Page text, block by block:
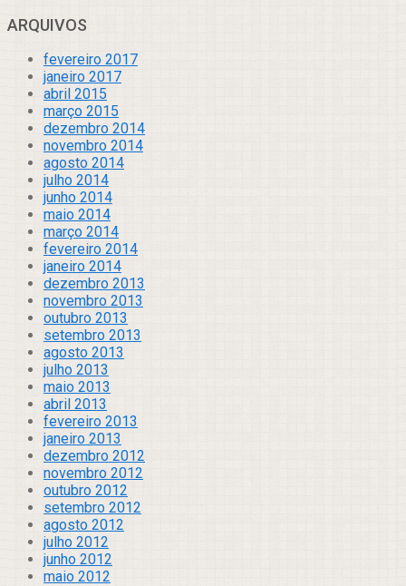
ARQUIVOS
fevereiro 2017
janeiro 2017
abril 2015
março 2015
dezembro 2014
novembro 2014
agosto 2014
julho 2014
junho 2014
maio 2014
março 2014
fevereiro 2014
janeiro 2014
dezembro 2013
novembro 2013
outubro 2013
setembro 2013
agosto 2013
julho 2013
maio 2013
abril 2013
fevereiro 2013
janeiro 2013
dezembro 2012
novembro 2012
outubro 2012
setembro 2012
agosto 2012
julho 2012
junho 2012
maio 2012